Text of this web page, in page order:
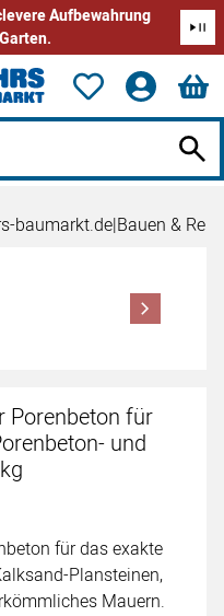
Aufbewahrung
baumarkt.de|Bauen &
Porenbeton für
und
für das exakte
Plansteinen,
Mauern.